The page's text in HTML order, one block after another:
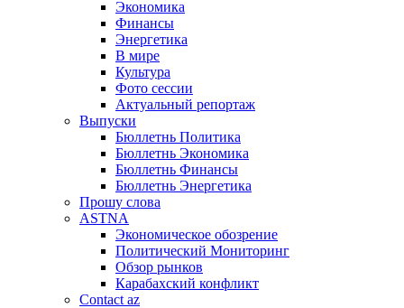
Экономика
Финансы
Энергетика
В мире
Культура
Фото сессии
Актуальный репортаж
Выпуски
Бюллетнь Политика
Бюллетнь Экономика
Бюллетнь Финансы
Бюллетнь Энергетика
Прошу слова
ASTNA
Экономическое обозрение
Политический Мониторинг
Обзор рынков
Карабахский конфликт
Contact az